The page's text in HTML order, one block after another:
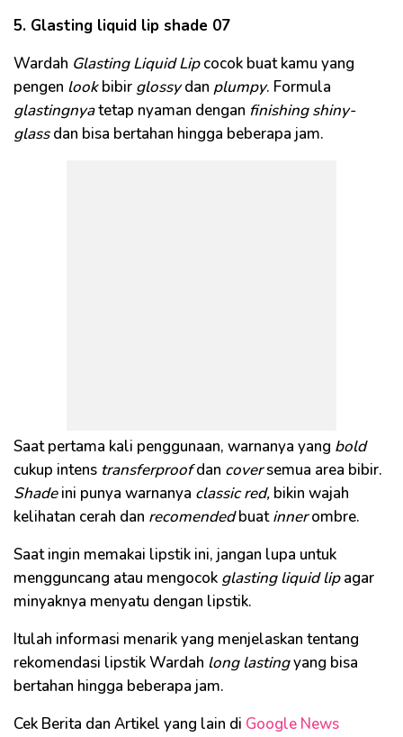
5. Glasting liquid lip shade 07
Wardah Glasting Liquid Lipcocok buat kamu yang
pengen lookbibir glossydan plumpy. Formula
glastingnyatetap nyaman dengan finishing shiny-
glassdan bisa bertahan hingga beberapa jam.
Saat pertama kali penggunaan, warnanya yang bold
cukup intens transferproofdan coversemua area bibir.
Shadeini punya warnanya classic red, bikin wajah
kelihatan cerah dan recomendedbuatinnerombre.
Saat ingin memakai lipstik ini, jangan lupa untuk
mengguncang atau mengocok glasting liquid lipagar
minyaknya menyatu dengan lipstik.
Itulah informasi menarik yang menjelaskan tentang
rekomendasi lipstik Wardah long lastingyang bisa
bertahan hingga beberapa jam.
Cek Berita dan Artikel yang lain di Google News